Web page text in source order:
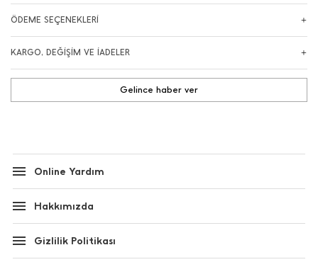
Gelince haber ver
ÖDEME SEÇENEKLERİ
KARGO, DEĞİŞİM VE İADELER
Online Yardım
Hakkımızda
Gizlilik Politikası